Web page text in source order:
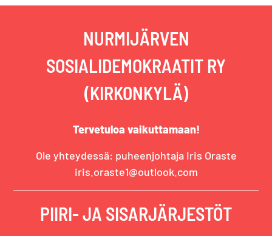
NURMIJÄRVEN
SOSIALIDEMOKRAATIT RY
(KIRKONKYLÄ)
Tervetuloa vaikuttamaan!
Ole yhteydessä: puheenjohtaja Iris Oraste
iris.oraste1@outlook.com
PIIRI- JA SISARJÄRJESTÖT